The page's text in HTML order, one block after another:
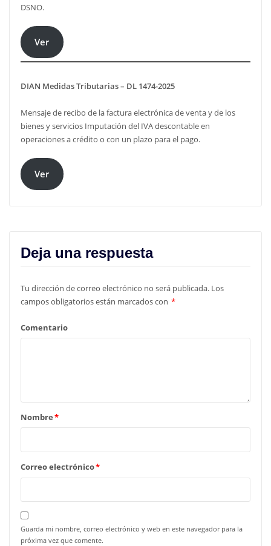
DSNO.
Ver
DIAN Medidas Tributarias – DL 1474-2025
Mensaje de recibo de la factura electrónica de venta y de los
bienes y servicios Imputación del IVA descontable en
operaciones a crédito o con un plazo para el pago.
Ver
Deja una respuesta
Tu dirección de correo electrónico no será publicada. Los
campos obligatorios están marcados con *
Comentario
Nombre*
Correo electrónico*
Guarda mi nombre, correo electrónico y web en este navegador para la
próxima vez que comente.